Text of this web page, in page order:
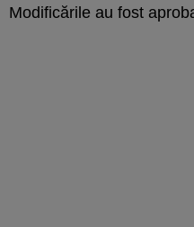
Modificările au fost